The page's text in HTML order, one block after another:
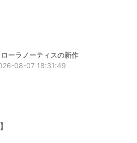
ローラノーティスの新作
08-07 18:31:49